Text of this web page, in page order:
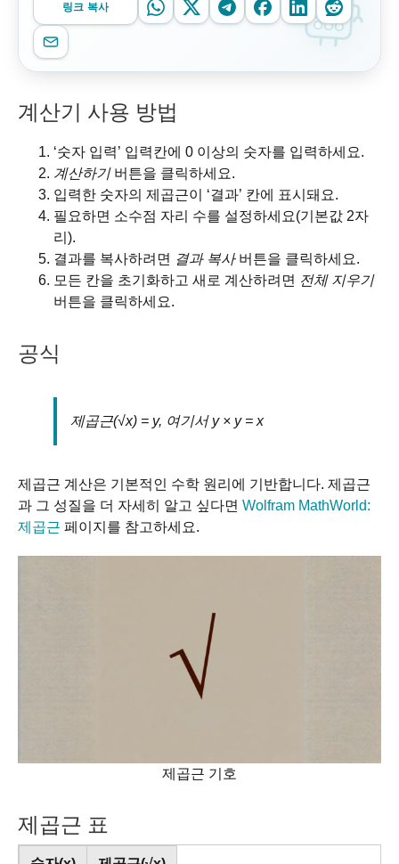
링크 복사
계산기 사용 방법
‘숫자 입력’ 입력칸에 0 이상의 숫자를 입력하세요.
계산하기버튼을 클릭하세요.
입력한 숫자의 제곱근이 ‘결과’ 칸에 표시돼요.
필요하면 소수점 자리 수를 설정하세요(기본값 2자
리).
결과를 복사하려면 결과 복사버튼을 클릭하세요.
모든 칸을 초기화하고 새로 계산하려면 전체 지우기
버튼을 클릭하세요.
공식
제곱근(√x) = y, 여기서 y × y = x
제곱근 계산은 기본적인 수학 원리에 기반합니다. 제곱근
과 그 성질을 더 자세히 알고 싶다면 Wolfram MathWorld:
제곱근 페이지를 참고하세요.
제곱근 기호
제곱근 표